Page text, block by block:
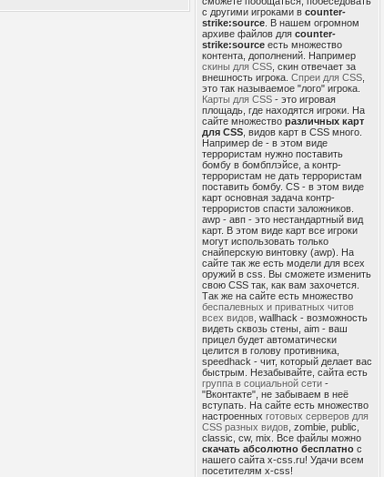
с другими игроками в counter-
strike:source . В нашем огромном
архиве файлов для counter-
strike:source есть множество
контента, дополнений. Например
скины для CSS , скин отвечает за
внешность игрока. Спреи для CSS
это так называемое "лого" игрока.
Карты для CSS - это игровая
площадь, где находятся игроки. На
сайте множество различных карт
для CSS , видов карт в CSS много.
Например de - в этом виде
террористам нужно поставить
бомбу в бомбплэйсе, а контр-
террористам не дать террористам
поставить бомбу. CS - в этом виде
карт основная задача контр-
террористов спасти заложников.
awp - авп - это нестандартный вид
карт. В этом виде карт все игроки
могут использовать только
снайперскую винтовку (awp). На
сайте так же есть модели для всех
оружий в css. Вы сможете изменить
свою CSS так, как вам захочется.
Так же на сайте есть множество
беспалевных и приватных читов
всех видов , wallhack - возможность
видеть сквозь стены, aim - ваш
прицел будет автоматически
целится в голову противника,
speedhack - чит, который делает вас
быстрым. Незабывайте, сайта есть
группа в социальной сети -
"Вконтакте", не забываем в неё
вступать. На сайте есть множество
настроенных готовых серверов для
CSS разных видов , zombie, public,
classic, cw, mix. Все файлы можно
скачать абсолютно бесплатно с
нашего сайта x-css.ru! Удачи всем
посетителям x-css!